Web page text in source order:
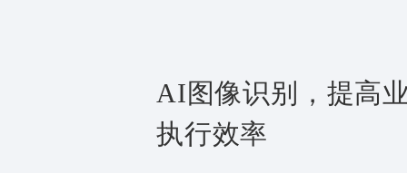
AI图像识别，提高
执行效率